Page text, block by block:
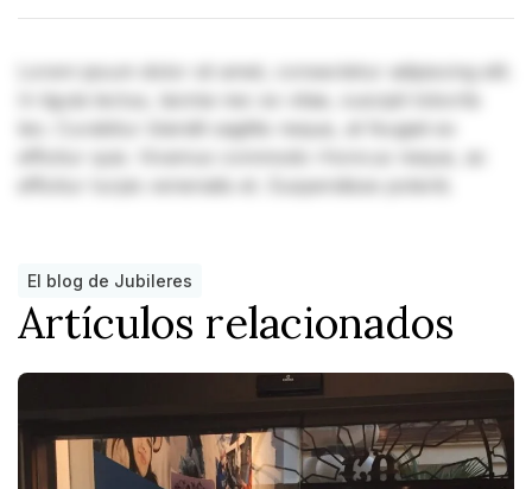
Lorem ipsum dolor sit amet, consectetur adipiscing elit.
In ligula lectus, lacinia nec ex vitae, suscipit lobortis
leo. Curabitur blandit sagittis neque, at feugiat ex
efficitur quis. Vivamus commodo rhoncus neque, ac
efficitur turpis venenatis et. Suspendisse potenti.
El blog de Jubileres
Artículos relacionados